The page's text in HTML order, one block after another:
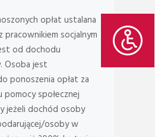
opłat ustalana
socjalnym
od dochodu
Osoba jest
ponoszenia opłat za
społecznej
jeżeli dochód osoby
osoby w